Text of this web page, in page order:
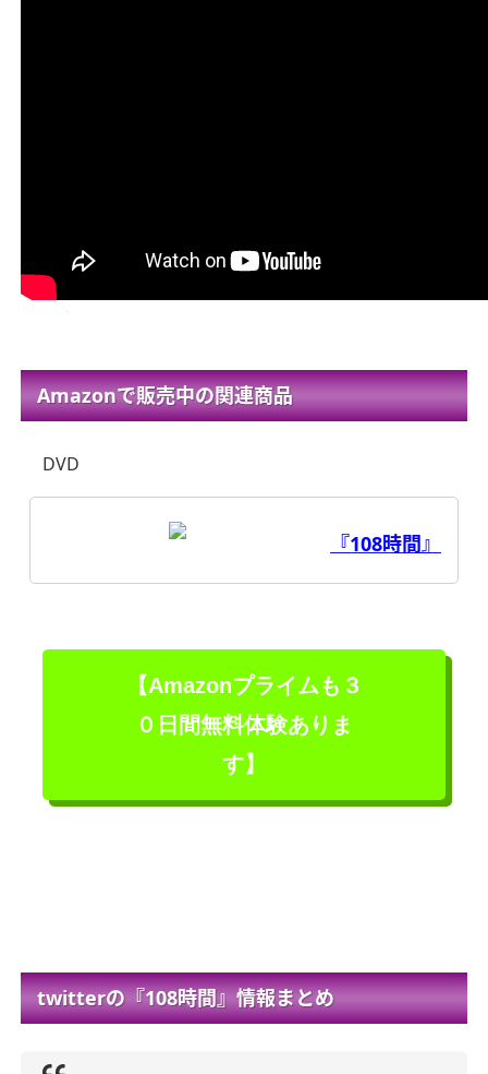
Amazonで販売中の関連商品
DVD
『108時間』
【Amazonプライムも３
０日間無料体験ありま
す】
twitterの『108時間』情報まとめ